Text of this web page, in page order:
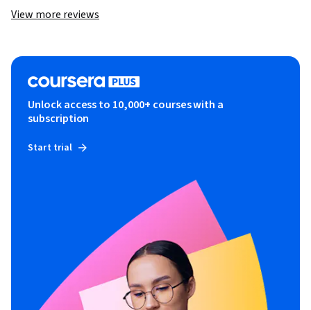
View more reviews
Unlock access to 10,000+ courses with a
subscription
Start trial